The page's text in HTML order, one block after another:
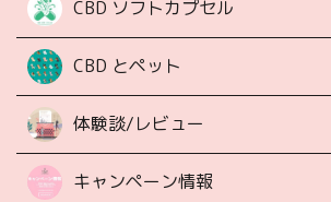
CBD ソフトカプセル
CBD とペット
体験談/レビュー
キャンペーン情報